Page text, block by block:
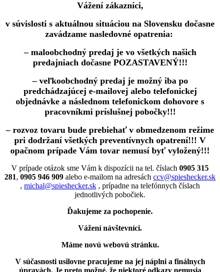
Vážení zákazníci,
v súvislosti s aktuálnou situáciou na Slovensku dočasne
zavádzame nasledovné opatrenia:
– maloobchodný predaj je vo všetkých našich
predajniach dočasne POZASTAVENÝ!!!
– veľkoobchodný predaj je možný iba po
predchádzajúcej e-mailovej alebo telefonickej
objednávke a následnom telefonickom dohovore s
pracovníkmi príslušnej pobočky!!!
– rozvoz tovaru bude prebiehať v obmedzenom režime
pri dodržaní všetkých preventívnych opatrení!!! V
opačnom prípade Vám tovar nemusí byť vyložený!!!
V prípade otázok sme Vám k dispozícii na tel. číslach 0905 315
281, 0905 946 909 alebo e-mailom na adresách ccv@spieshecker.sk
, michal@spieshecker.sk , prípadne na telefónnych číslach
jednotlivých pobočiek.
Ďakujeme za pochopenie.
Vážení návštevníci.
Máme novú webovú stránku.
V súčasnosti usilovne pracujeme na jej náplni a finálnych